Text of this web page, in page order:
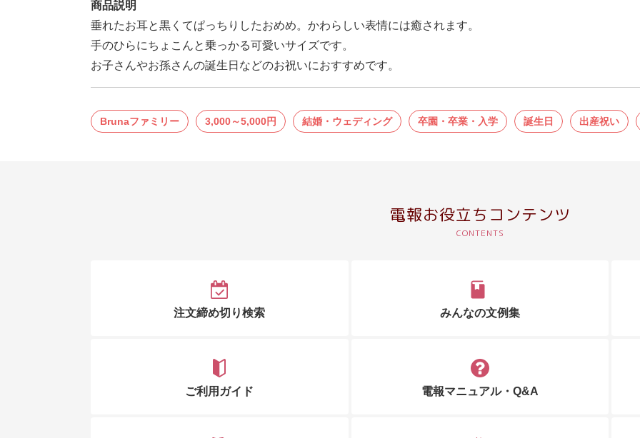
商品説明
垂れたお耳と黒くてぱっちりしたおめめ。かわらしい表情には癒されます。
手のひらにちょこんと乗っかる可愛いサイズです。
お子さんやお孫さんの誕生日などのお祝いにおすすめです。
Brunaファミリー 3,000～5,000円 結婚・ウェディング 卒園・卒業・入学 誕生日 出産祝い
電報お役立ちコンテンツ
注文締め切り検索 みんなの文例集
ご利用ガイド 電報マニュアル・Q&A